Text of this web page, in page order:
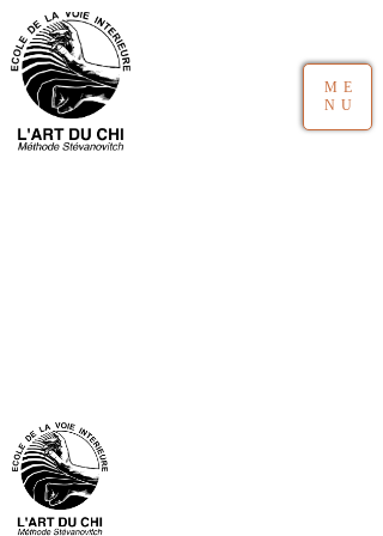
ME
NU